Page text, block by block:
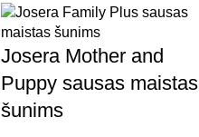
Josera Mother and
Puppy sausas maistas
šunims